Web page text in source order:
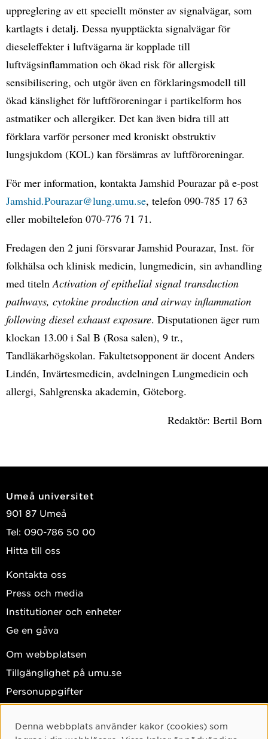
uppreglering av ett speciellt mönster av signalvägar, som
kartlagts i detalj. Dessa nyupptäckta signalvägar för
dieseleffekter i luftvägarna är kopplade till
luftvägsinflammation och ökad risk för allergisk
sensibilisering, och utgör även en förklaringsmodell till
ökad känslighet för luftföroreningar i partikelform hos
astmatiker och allergiker. Det kan även bidra till att
förklara varför personer med kroniskt obstruktiv
lungsjukdom (KOL) kan försämras av luftföroreningar.
För mer information, kontakta Jamshid Pourazar på e-post
Jamshid.Pourazar@lung.umu.se, telefon 090-785 17 63
eller mobiltelefon 070-776 71 71.
Fredagen den 2 juni försvarar Jamshid Pourazar, Inst. för
folkhälsa och klinisk medicin, lungmedicin, sin avhandling
med titelnActivation of epithelial signal transduction
pathways, cytokine production and airway inflammation
following diesel exhaust exposure. Disputationen äger rum
klockan 13.00 i Sal B (Rosa salen), 9 tr.,
Tandläkarhögskolan. Fakultetsopponent är docent Anders
Lindén, Invärtesmedicin, avdelningen Lungmedicin och
allergi, Sahlgrenska akademin, Göteborg.
Redaktör: Bertil Born
Umeå universitet
901 87 Umeå
Tel: 090-786 50 00
Hitta till oss
Kontakta oss
Press och media
Institutioner och enheter
Ge en gåva
Om webbplatsen
Tillgänglighet på umu.se
Personuppgifter
Facebook
Cookie-samtycke
Denna webbplats använder kakor (cookies) som